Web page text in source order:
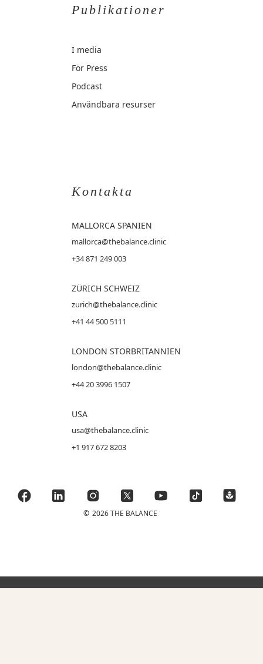
Publikationer
I media
För Press
Podcast
Användbara resurser
Kontakta
MALLORCA SPANIEN
mallorca@thebalance.clinic
+34 871 249 003
ZÜRICH SCHWEIZ
zurich@thebalance.clinic
+41 44 500 5111
LONDON STORBRITANNIEN
london@thebalance.clinic
+44 20 3996 1507
USA
usa@thebalance.clinic
+1 917 672 8203
© 2026 THE BALANCE